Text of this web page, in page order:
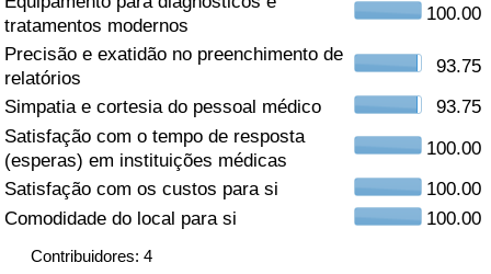
tratamentos modernos
100.00
Precisão e exatidão no preenchimento de
relatórios
93.75
Simpatia e cortesia do pessoal médico
93.75
Satisfação com o tempo de resposta
(esperas) em instituições médicas
100.00
Satisfação com os custos para si
100.00
Comodidade do local para si
100.00
Contribuidores: 4
Saúde
Indicador de Saúde (Atual)
Indicador de Saúde
Indicador de Saúde por País
Poluição